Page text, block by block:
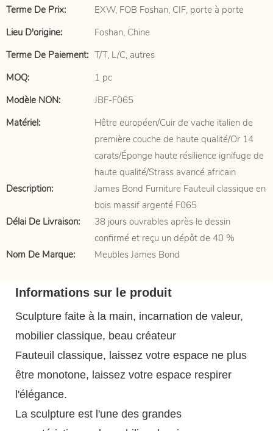
Terme De Prix:
EXW, FOB Foshan, CIF, porte à porte
Lieu D'origine:
Foshan, Chine
Terme De Paiement: T/T, L/C, autres
MOQ:
1 pc
Modèle NON:
JBF-F065
Matériel:
Hêtre européen/Cuir de vache italien de
première couche de haute qualité/Or 14
carats/Éponge haute résilience ignifuge de
haute qualité/Strass avancé africain
Description:
James Bond Furniture Fauteuil classique en
bois massif argenté F065
Délai De Livraison:
38 jours ouvrables après le dessin
confirmé et reçu un dépôt de 40 %
Nom De Marque:
Meubles James Bond
Informations sur le produit
Sculpture faite à la main, incarnation de valeur,
mobilier classique, beau créateur
Fauteuil classique, laissez votre espace ne plus
être monotone, laissez votre espace respirer
l'élégance.
La sculpture est l'une des grandes